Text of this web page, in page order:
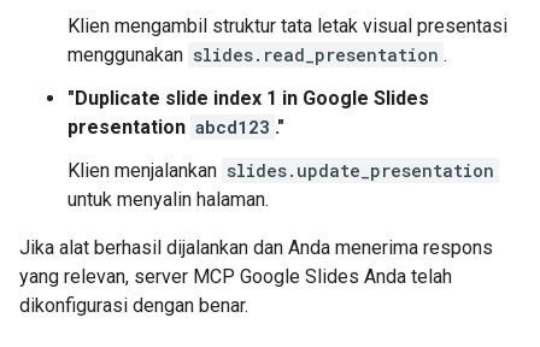
Klien mengambil struktur tata letak visual presentasi
menggunakan slides.read_presentation .
"Duplicate slide index 1 in Google Slides
presentation abcd123 ."
Klien menjalankan slides.update_presentation
untuk menyalin halaman.
Jika alat berhasil dijalankan dan Anda menerima respons
yang relevan, server MCP Google Slides Anda telah
dikonfigurasi dengan benar.